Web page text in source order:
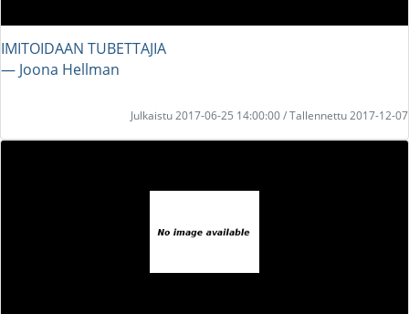
IMITOIDAAN TUBETTAJIA
― Joona Hellman
Julkaistu 2017-06-25 14:00:00 / Tallennettu 2017-12-07